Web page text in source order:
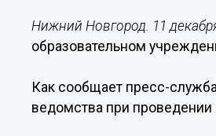
Нижний Новгород. 11
образовательном
Как сообщает пресс-
ведомства при